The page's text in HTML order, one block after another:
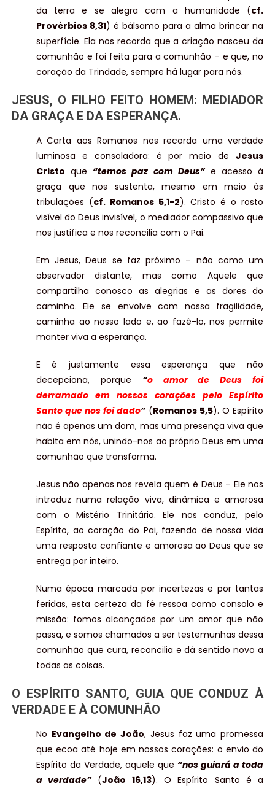
da terra e se alegra com a humanidade (cf.
Provérbios 8,31) é bálsamo para a alma brincar na
superfície. Ela nos recorda que a criação nasceu da
comunhão e foi feita para a comunhão – e que, no
coração da Trindade, sempre há lugar para nós.
JESUS, O FILHO FEITO HOMEM: MEDIADOR
DA GRAÇA E DA ESPERANÇA.
A Carta aos Romanos nos recorda uma verdade
luminosa e consoladora: é por meio deJesus
Cristo que “temos paz com Deus”e acesso à
graça que nos sustenta, mesmo em meio às
tribulações (cf. Romanos 5,1-2). Cristo é o rosto
visível do Deus invisível, o mediador compassivo que
nos justifica e nos reconcilia com o Pai.
Em Jesus, Deus se faz próximo – não como um
observador distante, mas como Aquele que
compartilha conosco as alegrias e as dores do
caminho. Ele se envolve com nossa fragilidade,
caminha ao nosso lado e, ao fazê-lo, nos permite
manter viva a esperança.
E é justamente essa esperança que não
decepciona, porque “o amor de Deus foi
derramado em nossos corações pelo Espírito
Santo que nos foi dado” (Romanos 5,5). O Espírito
não é apenas um dom, mas uma presença viva que
habita em nós, unindo-nos ao próprio Deus em uma
comunhão que transforma.
Jesus não apenas nos revela quem é Deus – Ele nos
introduz numa relação viva, dinâmica e amorosa
com o Mistério Trinitário. Ele nos conduz, pelo
Espírito, ao coração do Pai, fazendo de nossa vida
uma resposta confiante e amorosa ao Deus que se
entrega por inteiro.
Numa época marcada por incertezas e por tantas
feridas, esta certeza da fé ressoa como consolo e
missão: fomos alcançados por um amor que não
passa, e somos chamados a ser testemunhas dessa
comunhão que cura, reconcilia e dá sentido novo a
todas as coisas.
O ESPÍRITO SANTO, GUIA QUE CONDUZ À
VERDADE E À COMUNHÃO
No Evangelho de João, Jesus faz uma promessa
que ecoa até hoje em nossos corações: o envio do
Espírito da Verdade, aquele que “nos guiará a toda
a verdade” (João 16,13). O Espírito Santo é a